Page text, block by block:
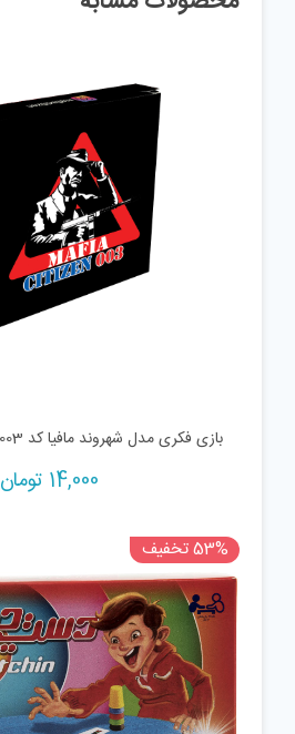
بازی فکری مدل شهروند مافیا کد 003
14,000 تومان
53% تخفیف